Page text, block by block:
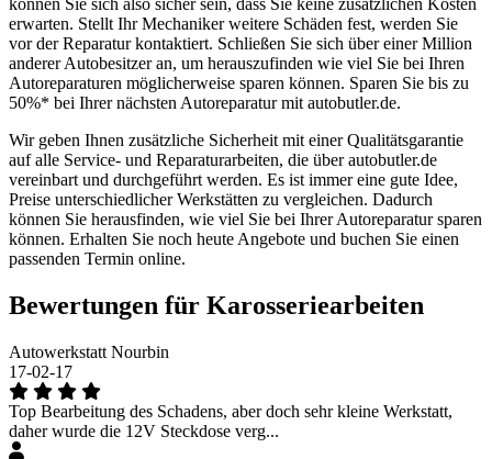
können Sie sich also sicher sein, dass Sie keine zusätzlichen Kosten
erwarten. Stellt Ihr Mechaniker weitere Schäden fest, werden Sie
vor der Reparatur kontaktiert. Schließen Sie sich über einer Million
anderer Autobesitzer an, um herauszufinden wie viel Sie bei Ihren
Autoreparaturen möglicherweise sparen können. Sparen Sie bis zu
50%* bei Ihrer nächsten Autoreparatur mit autobutler.de.
Wir geben Ihnen zusätzliche Sicherheit mit einer Qualitätsgarantie
auf alle Service- und Reparaturarbeiten, die über autobutler.de
vereinbart und durchgeführt werden. Es ist immer eine gute Idee,
Preise unterschiedlicher Werkstätten zu vergleichen. Dadurch
können Sie herausfinden, wie viel Sie bei Ihrer Autoreparatur sparen
können. Erhalten Sie noch heute Angebote und buchen Sie einen
passenden Termin online.
Bewertungen für Karosseriearbeiten
Autowerkstatt Nourbin
17-02-17
Top Bearbeitung des Schadens, aber doch sehr kleine Werkstatt,
daher wurde die 12V Steckdose verg...